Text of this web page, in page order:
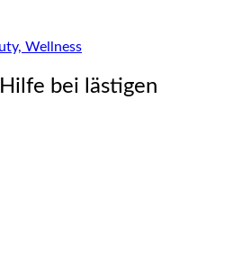
Wellness
bei lästigen